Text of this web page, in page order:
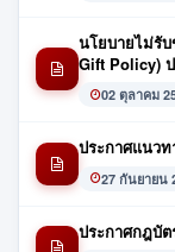
นโยบายไม่รั
Gift Policy)
02 ตุลาคม
ประกาศแนว
27 กันยายน
ประกาศกฎบัต